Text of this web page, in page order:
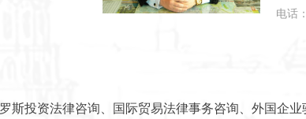
电话
斯投资法律咨询、国际贸易法律事务咨询、外国企业